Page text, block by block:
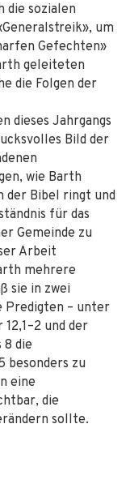
die sozialen
um
Gefechten»
geleiteten
die Folgen der
dieses Jahrgangs
Bild der
wie Barth
der Bibel ringt und
für das
Gemeinde zu
Arbeit
mehrere
sie in zwei
Predigten – unter
und der
8 die
besonders zu
eine
die
sollte.